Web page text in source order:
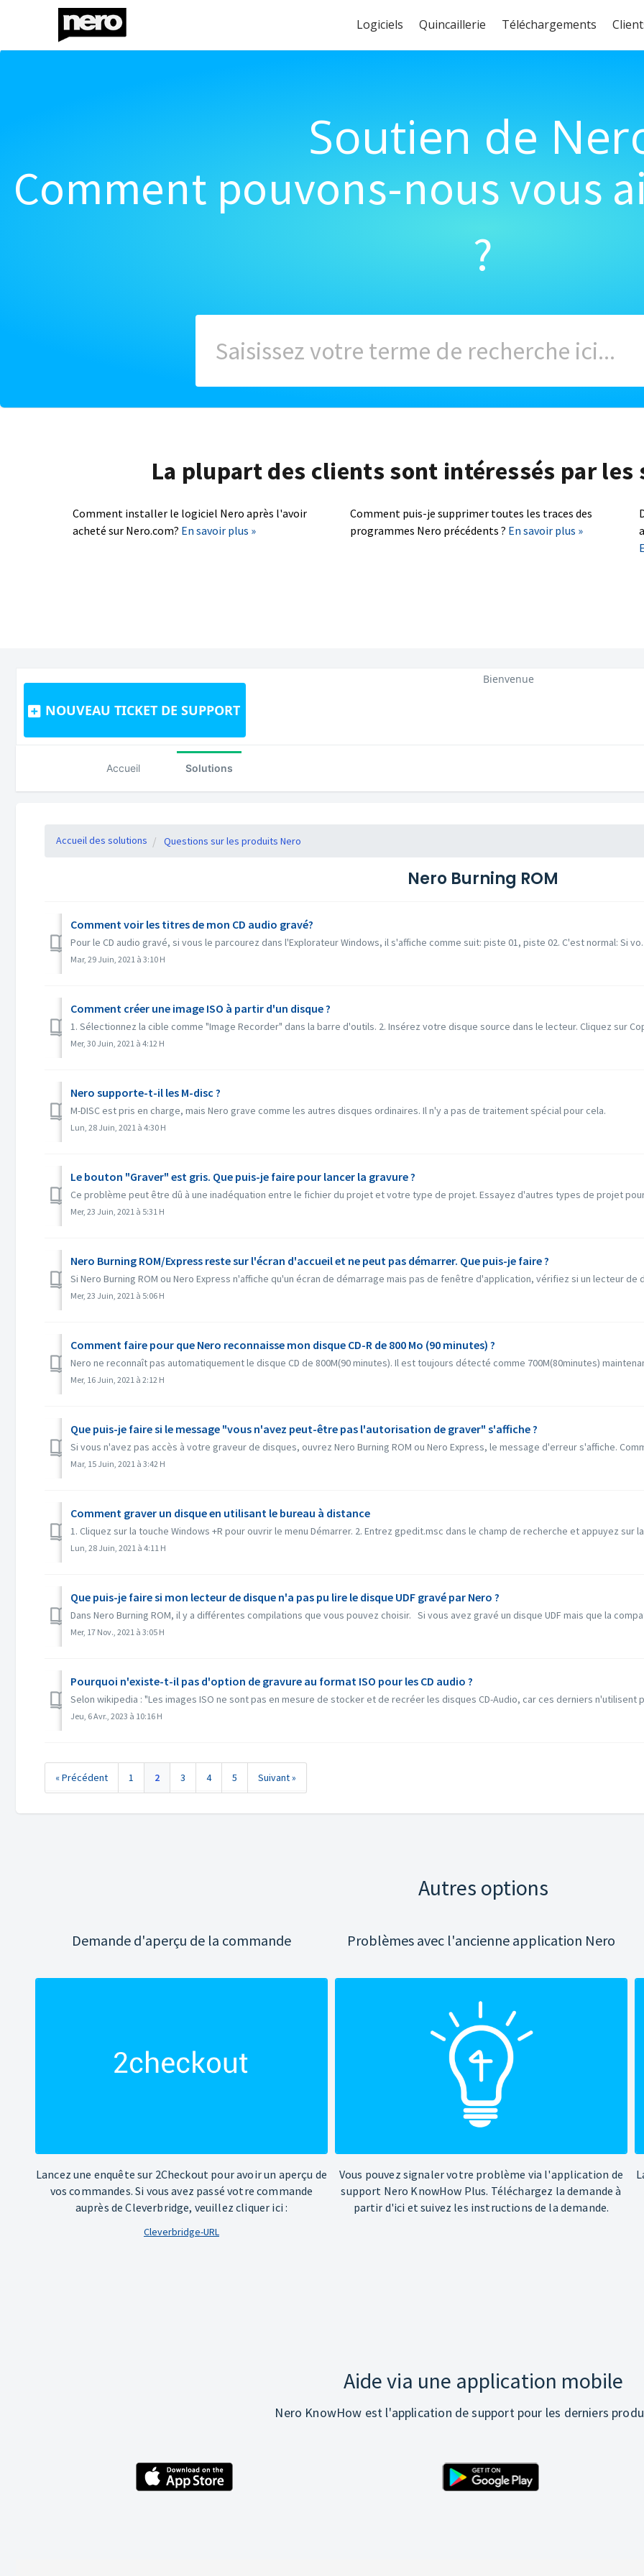
Logiciels Quincaillerie Téléchargements
Soutien de
Comment pouvons-nous vous
?
La plupart des clients sont intéressés par
Comment installer le logiciel Nero après l'avoir
acheté sur Nero.com? En savoir plus »
Comment puis-je supprimer toutes les traces des
programmes Nero précédents ? En savoir plus »
NOUVEAU TICKET DE SUPPORT
Bienvenue
Accueil Solutions
Accueil des solutions Questions sur les produits Nero
Nero Burning ROM
Comment voir les titres de mon CD audio gravé?
Pour le CD audio gravé, si vous le parcourez dans l'Explorateur Windows, il s'affiche comme suit: piste 01, piste 02. C'est normal: Si
Mar, 29 Juin, 2021 à 3:10 H
Comment créer une image ISO à partir d'un disque ?
1. Sélectionnez la cible comme "Image Recorder" dans la barre d'outils. 2. Insérez votre disque source dans le lecteur. Cliquez sur
Mer, 30 Juin, 2021 à 4:12 H
Nero supporte-t-il les M-disc ?
M-DISC est pris en charge, mais Nero grave comme les autres disques ordinaires. Il n'y a pas de traitement spécial pour cela.
Lun, 28 Juin, 2021 à 4:30 H
Le bouton "Graver" est gris. Que puis-je faire pour lancer la gravure ?
Ce problème peut être dû à une inadéquation entre le fichier du projet et votre type de projet. Essayez d'autres types de projet
Mer, 23 Juin, 2021 à 5:31 H
Nero Burning ROM/Express reste sur l'écran d'accueil et ne peut pas démarrer. Que puis-je faire ?
Si Nero Burning ROM ou Nero Express n'affiche qu'un écran de démarrage mais pas de fenêtre d'application, vérifiez si un lecteur de
Mer, 23 Juin, 2021 à 5:06 H
Comment faire pour que Nero reconnaisse mon disque CD-R de 800 Mo (90 minutes) ?
Nero ne reconnaît pas automatiquement le disque CD de 800M(90 minutes). Il est toujours détecté comme 700M(80minutes)
Mer, 16 Juin, 2021 à 2:12 H
Que puis-je faire si le message "vous n'avez peut-être pas l'autorisation de graver" s'affiche ?
Si vous n'avez pas accès à votre graveur de disques, ouvrez Nero Burning ROM ou Nero Express, le message d'erreur s'affiche.
Mar, 15 Juin, 2021 à 3:42 H
Comment graver un disque en utilisant le bureau à distance
1. Cliquez sur la touche Windows +R pour ouvrir le menu Démarrer. 2. Entrez gpedit.msc dans le champ de recherche et appuyez sur
Lun, 28 Juin, 2021 à 4:11 H
Que puis-je faire si mon lecteur de disque n'a pas pu lire le disque UDF gravé par Nero ?
Dans Nero Burning ROM, il y a différentes compilations que vous pouvez choisir. Si vous avez gravé un disque UDF mais que la
Mer, 17 Nov., 2021 à 3:05 H
Pourquoi n'existe-t-il pas d'option de gravure au format ISO pour les CD audio ?
Selon wikipedia : "Les images ISO ne sont pas en mesure de stocker et de recréer les disques CD-Audio, car ces derniers n'utilisent
Jeu, 6 Avr., 2023 à 10:16 H
« Précédent 1 2 3 4 5 Suivant »
Autres options
Demande d'aperçu de la commande
Lancez une enquête sur 2Checkout pour avoir un aperçu de
vos commandes. Si vous avez passé votre commande
auprès de Cleverbridge, veuillez cliquer ici :
Cleverbridge-URL
Problèmes avec l'ancienne application Nero
Vous pouvez signaler votre problème via l'application de
support Nero KnowHow Plus. Téléchargez la demande à
partir d'ici et suivez les instructions de la demande.
Aide via une application mobile
Nero KnowHow est l'application de support pour les derniers